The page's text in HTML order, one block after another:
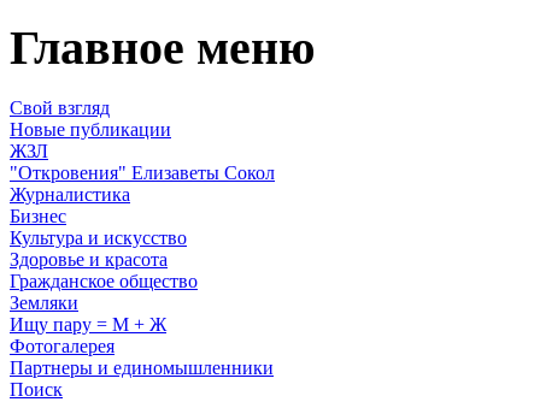
Главное меню
Свой взгляд
Новые публикации
ЖЗЛ
"Откровения" Елизаветы Сокол
Журналистика
Бизнес
Культура и искусство
Здоровье и красота
Гражданское общество
Земляки
Ищу пару = М + Ж
Фотогалерея
Партнеры и единомышленники
Поиск